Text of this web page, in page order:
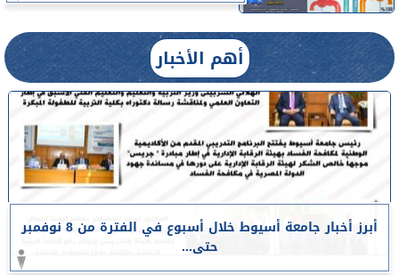
أهم الأخبار
أبرز أخبار جامعة أسيوط خلال أسبوع في الفترة من 8 نوفمبر
حتى...